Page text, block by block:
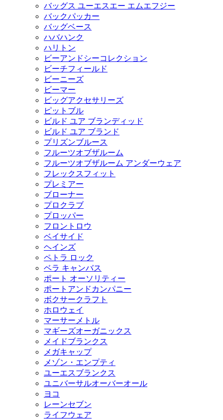
バッグス ユーエスエー エムエフジー
バックパッカー
バッグベース
ハバハンク
ハリトン
ビーアンドシーコレクション
ビーチフィールド
ビーニーズ
ビーマー
ビッグアクセサリーズ
ピットブル
ビルド ユア ブランディッド
ビルド ユア ブランド
プリズンブルース
フルーツオブザルーム
フルーツオブザルーム アンダーウェア
フレックスフィット
プレミアー
ブローナー
プロクラブ
プロッパー
フロントロウ
ベイサイド
ヘインズ
ペトラ ロック
ベラ キャンバス
ポート オーソリティー
ポートアンドカンパニー
ボクサークラフト
ホロウェイ
マーサーメトル
マギーズオーガニックス
メイドブランクス
メガキャップ
メゾン・エンプティ
ユーエスブランクス
ユニバーサルオーバーオール
ヨコ
レーンセブン
ライフウェア